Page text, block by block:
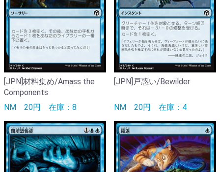
[JPN]材料集め/Amass the
Components
NM 20円 在庫：8
[JPN]戸惑い/Bewilder
NM 20円 在庫：4